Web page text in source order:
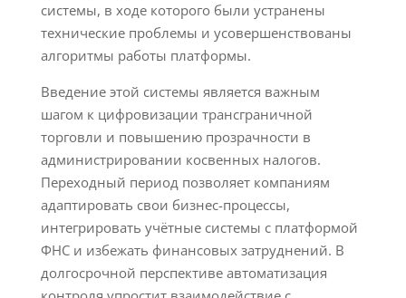
системы, в ходе которого были устранены
технические проблемы и усовершенствованы
алгоритмы работы платформы.
Введение этой системы является важным
шагом к цифровизации трансграничной
торговли и повышению прозрачности в
администрировании косвенных налогов.
Переходный период позволяет компаниям
адаптировать свои бизнес-процессы,
интегрировать учётные системы с платформой
ФНС и избежать финансовых затруднений. В
долгосрочной перспективе автоматизация